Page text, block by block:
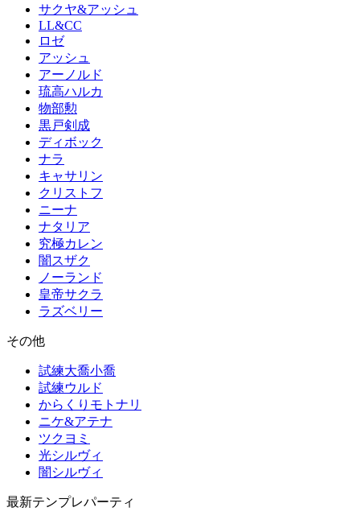
サクヤ&アッシュ
LL&CC
ロゼ
アッシュ
アーノルド
琉高ハルカ
物部勲
黒戸剣成
ディボック
ナラ
キャサリン
クリストフ
ニーナ
ナタリア
究極カレン
闇スザク
ノーランド
皇帝サクラ
ラズベリー
その他
試練大喬小喬
試練ウルド
からくりモトナリ
ニケ&アテナ
ツクヨミ
光シルヴィ
闇シルヴィ
最新テンプレパーティ